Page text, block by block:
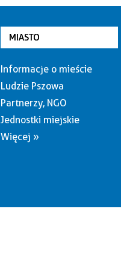
MIASTO
Informacje o mieście
Ludzie Pszowa
Partnerzy, NGO
Jednostki miejskie
Więcej »